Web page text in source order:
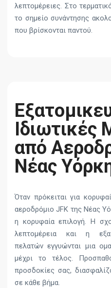
λεπτομέρειες. Στο
το σημείο συνάντησης
που βρίσκονται παντού.
από
Νέας
Όταν πρόκειται για
αεροδρόμιο JFK της Νέας
η κορυφαία επιλογή. Η
λεπτομέρεια και η
πελατών εγγυώνται μια
μέχρι το τέλος.
προσδοκίες σας,
σε κάθε βήμα.